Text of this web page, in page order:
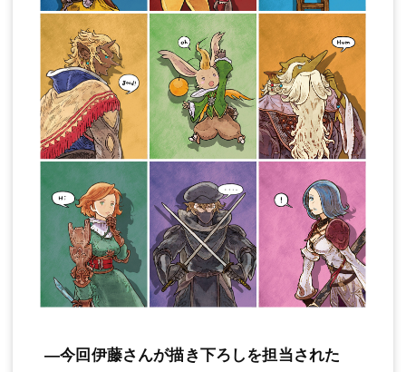
―今回伊藤さんが描き下ろしを担当された